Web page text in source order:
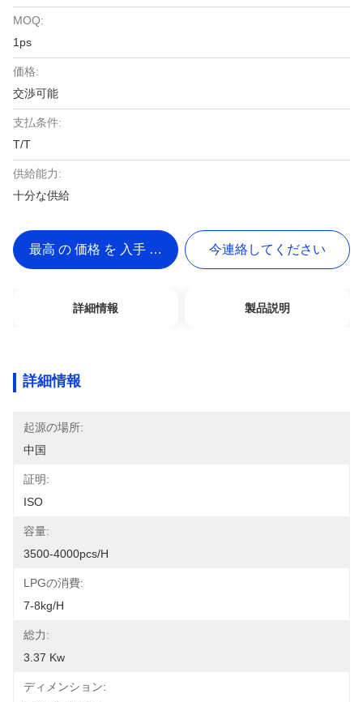
MOQ:
1ps
価格:
交渉可能
支払条件:
T/T
供給能力:
十分な供給
最高 の 価格 を 入手 する 今連絡してください
詳細情報 製品説明
詳細情報
起源の場所:
中国
証明:
ISO
容量:
3500-4000pcs/h
LPGの消費:
7-8kg/h
総力:
3.37 Kw
ディメンション: